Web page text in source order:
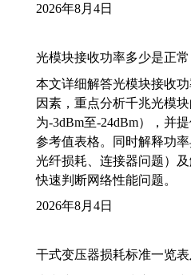
2026年8月4日
光模块接收功率多少是正常
本文详细解答光模块接收
因素，重点分析千兆光模
为-3dBm至-24dBm），并
参考值表格。同时解释功
光纤损耗、连接器问题）
快速判断网络性能问题。
2026年8月4日
干式变压器损耗标准一览